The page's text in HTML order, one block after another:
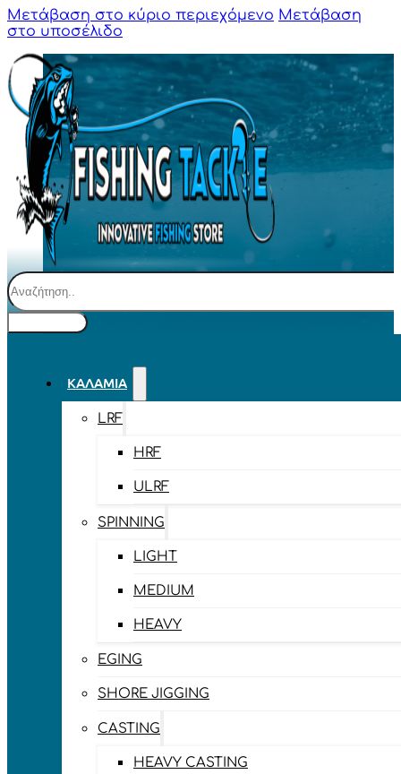
Μετάβαση στο κύριο περιεχόμενο Μετάβαση
στο υποσέλιδο
Αναζήτηση
ΚΑΛΆΜΙΑ
LRF
HRF
ULRF
SPINNING
LIGHT
MEDIUM
HEAVY
EGING
SHORE JIGGING
CASTING
HEAVY CASTING